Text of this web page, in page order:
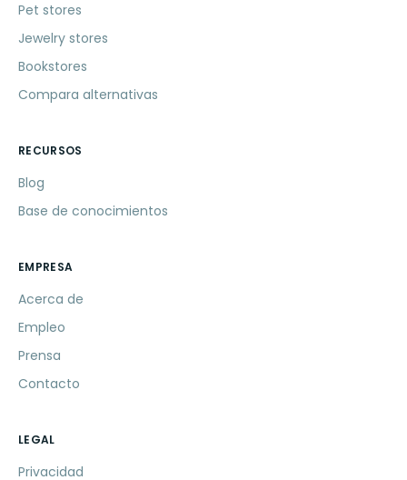
Pet stores
Jewelry stores
Bookstores
Compara alternativas
RECURSOS
Blog
Base de conocimientos
EMPRESA
Acerca de
Empleo
Prensa
Contacto
LEGAL
Privacidad